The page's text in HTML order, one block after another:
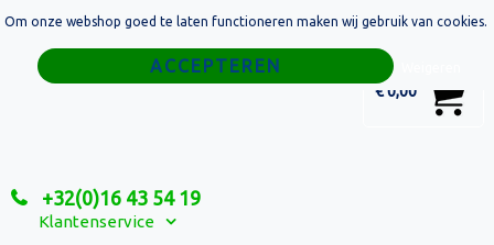
€ 0,00
+32(0)16 43 54 19
Klantenservice
Home
Relatiegeschenken
Om onze webshop goed te laten functioneren maken wij gebruik van cookies.